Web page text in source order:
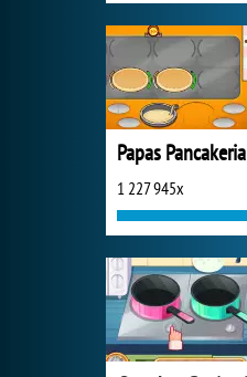
Papas Pancakeria
1 227 945x